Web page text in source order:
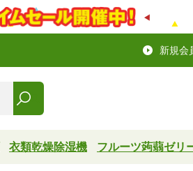
新規会
衣類乾燥除湿機 フルーツ蒟蒻ゼリ